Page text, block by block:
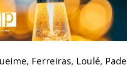
Ferreiras, Loulé,